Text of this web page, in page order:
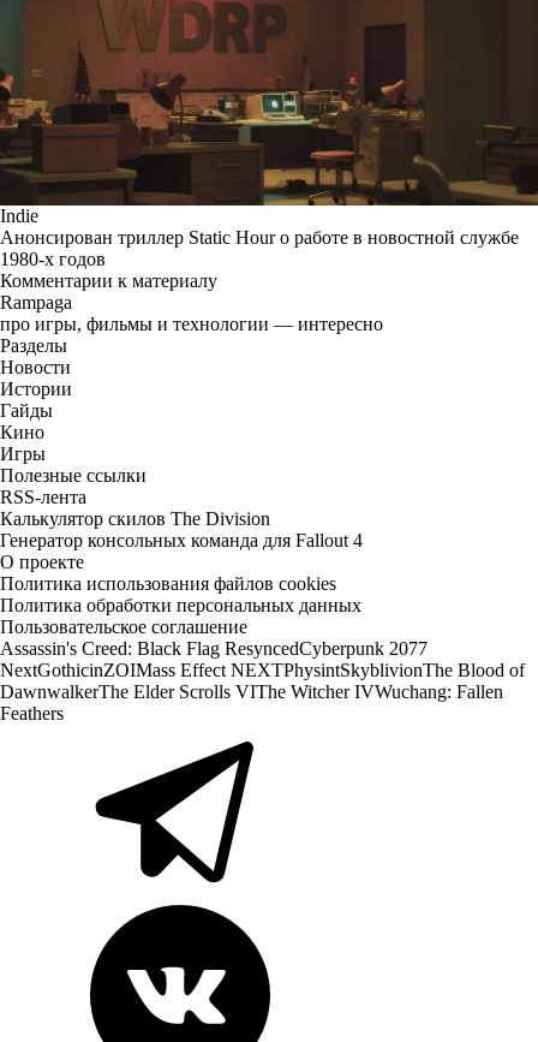
Indie
Анонсирован триллер Static Hour о работе в новостной службе
1980-х годов
Комментарии к материалу
Rampaga
про игры, фильмы и технологии — интересно
Разделы
Новости
Истории
Гайды
Кино
Игры
Полезные ссылки
RSS-лента
Калькулятор скилов The Division
Генератор консольных команда для Fallout 4
О проекте
Политика использования файлов cookies
Политика обработки персональных данных
Пользовательское соглашение
Assassin's Creed: Black Flag ResyncedCyberpunk 2077
NextGothicinZOIMass Effect NEXTPhysintSkyblivionThe Blood of
DawnwalkerThe Elder Scrolls VIThe Witcher IVWuchang: Fallen
Feathers